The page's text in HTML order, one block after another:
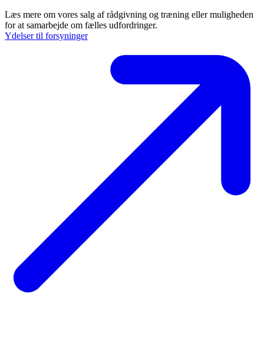
Læs mere om vores salg af rådgivning og træning eller muligheden
for at samarbejde om fælles udfordringer.
Ydelser til forsyninger